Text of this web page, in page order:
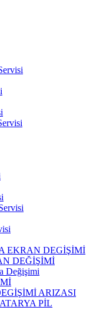
EKRAN DEGİŞİMİ
DEĞİŞİMİ
Değişimi
ARIZASI
PİL